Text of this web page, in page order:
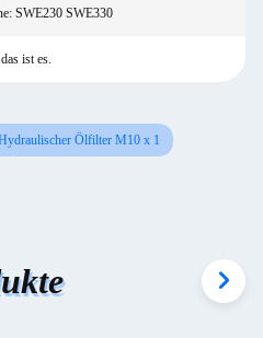
SWE230 SWE330
ist es.
Ölfilter M10 x 1